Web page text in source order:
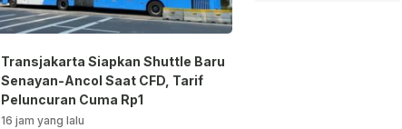
Transjakarta Siapkan Shuttle Baru
Senayan-Ancol Saat CFD, Tarif
Peluncuran Cuma Rp1
16 jam yang lalu